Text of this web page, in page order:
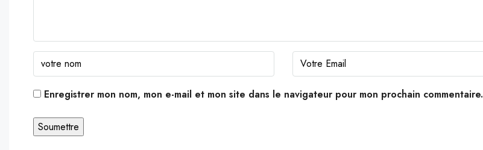
Enregistrer mon nom, mon e-mail et mon site dans le navigateur pour mon prochain commentaire.